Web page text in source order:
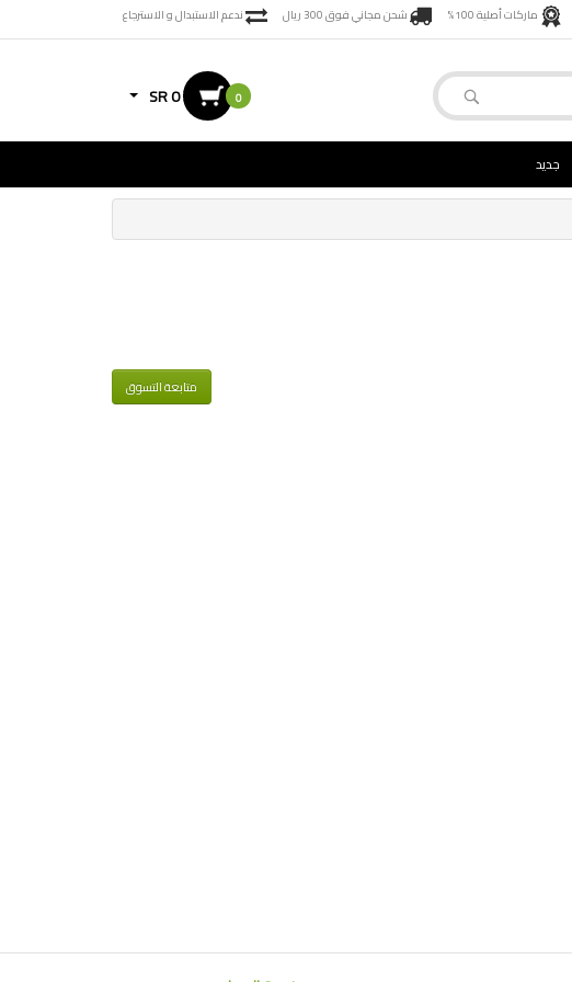
ماركات أصلية 100% شحن مجاني فوق 300 ريال ندعم الاستبدال و الاسترجاع
0
SR 0
جديد
متابعة التسوق